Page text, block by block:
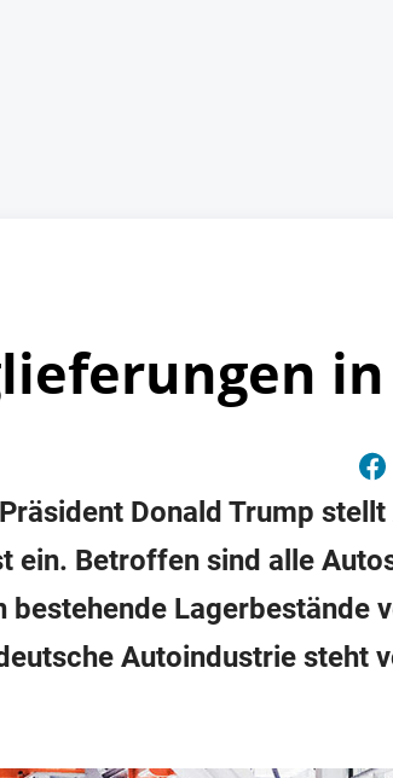
in
Donald Trump
ein. Betroffen sind alle
Lagerbestände
Autoindustrie steht